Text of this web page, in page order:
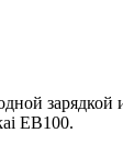
EB100.